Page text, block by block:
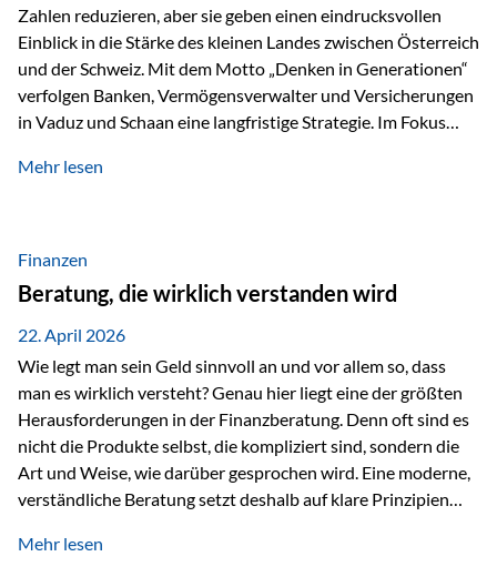
Zahlen reduzieren, aber sie geben einen eindrucksvollen
Einblick in die Stärke des kleinen Landes zwischen Österreich
und der Schweiz. Mit dem Motto „Denken in Generationen“
verfolgen Banken, Vermögensverwalter und Versicherungen
in Vaduz und Schaan eine langfristige Strategie. Im Fokus
Marktzugang Liechtenstein hat sich in den letzten Jahren zu
verfügbaren Kennzahlen (Stand Ende 2024, veröffentlicht
2025/2026)…
Mehr lesen
Finanzen
Beratung, die wirklich verstanden wird
22. April 2026
Wie legt man sein Geld sinnvoll an und vor allem so, dass
man es wirklich versteht? Genau hier liegt eine der größten
Herausforderungen in der Finanzberatung. Denn oft sind es
nicht die Produkte selbst, die kompliziert sind, sondern die
Art und Weise, wie darüber gesprochen wird. Eine moderne,
verständliche Beratung setzt deshalb auf klare Prinzipien
fünf zentrale Faktoren: eine saubere Struktur, breite
Mehr lesen